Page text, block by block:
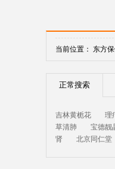
当前位置： 东方
正常搜索
吉林黄栀花 理
草清肺
宝德靓
肾
北京同仁堂